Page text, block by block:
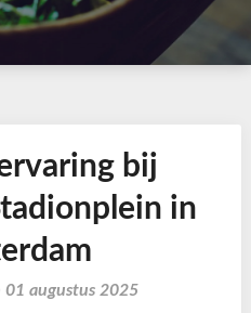
bij
in
01 augustus 2025